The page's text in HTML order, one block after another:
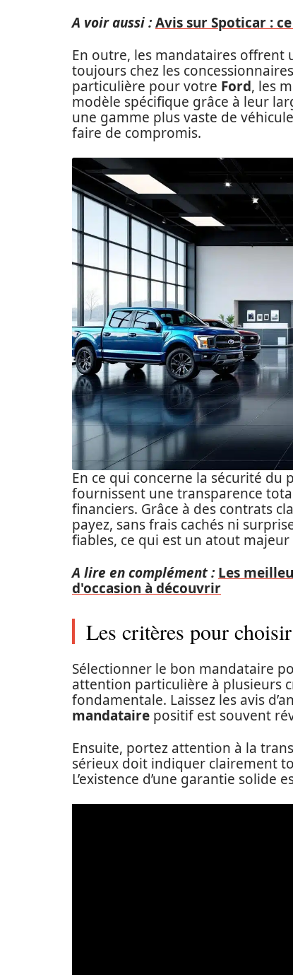
A voir aussi :Avis sur Spoticar :
En outre, les mandataires offrent
toujours chez les
particulière pour votre Ford, les
modèle spécifique grâce à leur
une gamme plus vaste de
faire de compromis.
En ce qui concerne la sécurité du
fournissent une transparence
financiers. Grâce à des contrats
payez, sans frais cachés ni
fiables, ce qui est un atout
A lire en complément : Les
d'occasion à découvrir
Les critères pour
Sélectionner le bon mandataire
attention particulière à plusieurs
fondamentale. Laissez les avis
mandataire positif est souvent
Ensuite, portez attention à la
sérieux doit indiquer clairement
L’existence d’une garantie solide